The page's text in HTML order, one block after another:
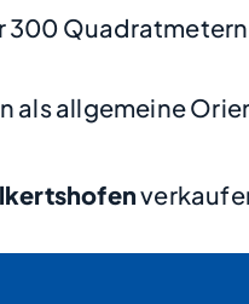
300
als allgemeine